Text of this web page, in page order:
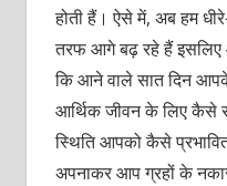
होती हैं। ऐसे में, अब हम
तरफ आगे बढ़ रहे हैं इसलिए
कि आने वाले सात दिन
आर्थिक जीवन के लिए कैसे
स्थिति आपको कैसे
अपनाकर आप ग्रहों के